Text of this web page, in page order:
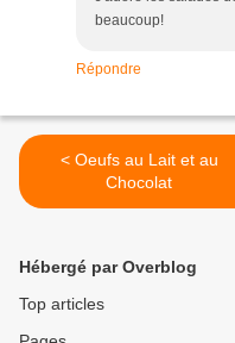
beaucoup!
Répondre
< Oeufs au Lait et au
Chocolat
Hébergé par Overblog
Top articles